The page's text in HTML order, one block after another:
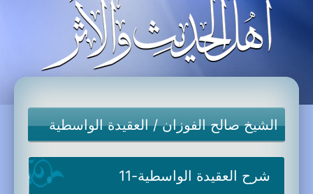
الشيخ صالح الفوزان/العقيدة الواسطية
شرح العقيدة الواسطية-11